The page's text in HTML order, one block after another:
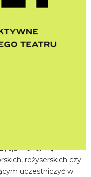
ma formę
reżyserskich czy
uczestniczyć w